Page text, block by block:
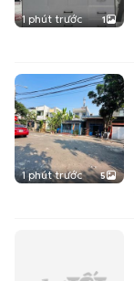
1 phút trước 1
1 phút trước 5